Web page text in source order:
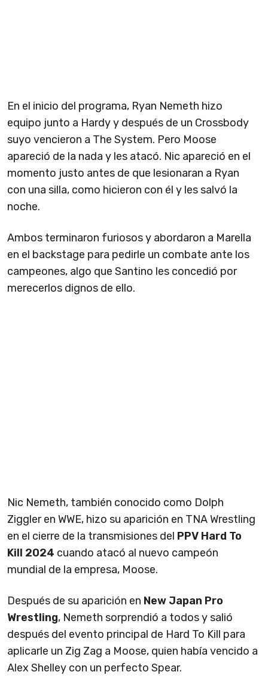
En el inicio del programa, Ryan Nemeth hizo
equipo junto a Hardy y después de un Crossbody
suyo vencieron a The System. Pero Moose
apareció de la nada y les atacó. Nic apareció en el
momento justo antes de que lesionaran a Ryan
con una silla, como hicieron con él y les salvó la
noche.
Ambos terminaron furiosos y abordaron a Marella
en el backstage para pedirle un combate ante los
campeones, algo que Santino les concedió por
merecerlos dignos de ello.
Nic Nemeth, también conocido como Dolph
Ziggler en WWE, hizo su aparición en TNA Wrestling
en el cierre de la transmisiones del PPV Hard To
Kill 2024 cuando atacó al nuevo campeón
mundial de la empresa, Moose.
Después de su aparición en New Japan Pro
Wrestling, Nemeth sorprendió a todos y salió
después del evento principal de Hard To Kill para
aplicarle un Zig Zag a Moose, quien había vencido a
Alex Shelley con un perfecto Spear.